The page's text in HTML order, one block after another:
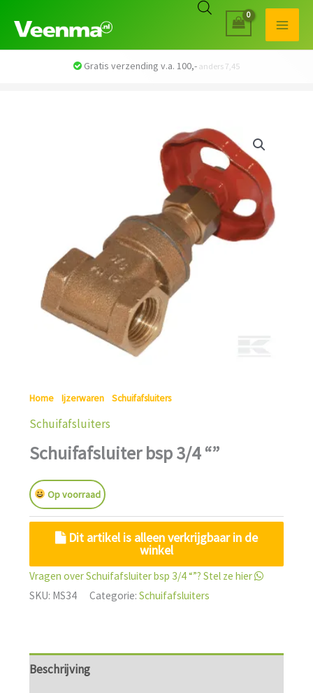
Home Ijzerwaren Schuifafsluiters/ Schuifafsluiter bsp 3/4 “”
Schuifafsluiters
Schuifafsluiter bsp 3/4 “”
Op voorraad
Dit artikel is alleen verkrijgbaar in de
winkel
Vragen over Schuifafsluiter bsp 3/4 “”? Stel ze hier
SKU: MS34 Categorie: Schuifafsluiters
Beschrijving
Veilig betalen met iDEAL